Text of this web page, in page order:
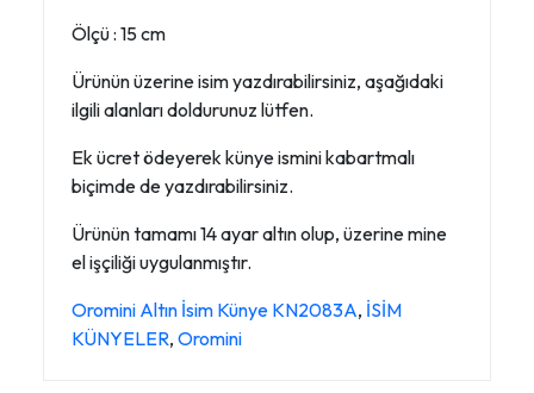
Ölçü : 15 cm
Ürünün üzerine isim yazdırabilirsiniz, aşağıdaki
ilgili alanları doldurunuz lütfen.
Ek ücret ödeyerek künye ismini kabartmalı
biçimde de yazdırabilirsiniz.
Ürünün tamamı 14 ayar altın olup, üzerine mine
el işçiliği uygulanmıştır.
Oromini Altın İsim Künye KN2083A, İSİM
KÜNYELER, Oromini